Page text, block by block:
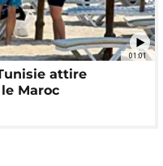
01:01
attire
Maroc